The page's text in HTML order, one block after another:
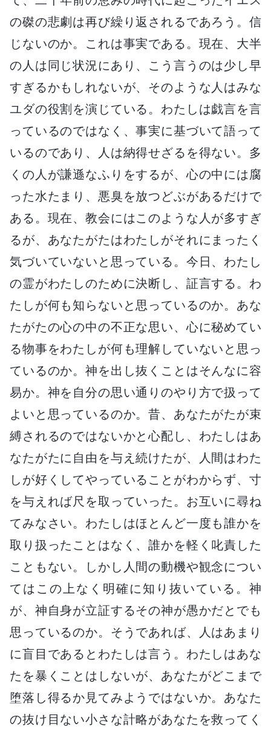
の磔の悲劇は再び繰り返されるであろう。信
じないのか。これは事実である。現在、大半
の人は同じ状況にあり、こう言うのは少し早
すぎるかもしれないが、そのような人はみな
ユダの役割を演じている。わたしは戯言を言
っているのではなく、事実に基づいて語って
いるのであり、人は納得せざるを得ない。多
くの人が謙遜なふりをするが、心の中には腐
った水たまり、悪臭を放つどぶがあるだけで
ある。現在、教会にはこのような人が多すぎ
るが、あなたがたはわたしがそれにまったく
気づいていないと思っている。今日、わたし
の霊がわたしのために決断し、証言する。わ
たしが何も知らないと思っているのか。あな
たがたの心の中の不正な思い、心に秘めてい
る物事をわたしが何も理解していないと思っ
ているのか。神を出し抜くことはそんなに容
易か。神を自分の思い通りのやり方で扱って
よいと思っているのか。昔、あなたがたが束
縛されるのではないかと心配し、わたしはあ
なたがたに自由を与え続けたが、人間はわた
しが好くしてやっていることがわからず、寸
を与えれば尺を取っていった。お互いに尋ね
てみなさい。わたしはほとんど一度も誰かを
取り扱ったことはなく、誰かを軽く叱責した
こともない。しかし人間の動機や観念につい
てはこの上なく明確に知り抜いている。神
が、神自身が立証するその神が愚かだとでも
思っているのか。そうであれば、人はあまり
に盲目であるとわたしは言う。わたしはあな
たを暴くことはしないが、あなたがどこまで
堕落し得るか見てみようではないか。あなた
の抜け目ない小さな計略があなたを救ってく